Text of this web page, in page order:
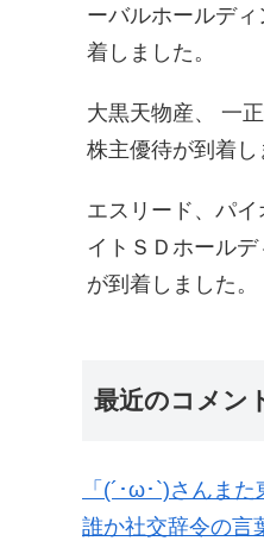
ーバルホールディ
着しました。
大黒天物産、 一
株主優待が到着し
エスリード、パ
イトＳＤホール
が到着しました。
最近のコメン
「(´･ω･`)さんま
誰か社交辞令の言